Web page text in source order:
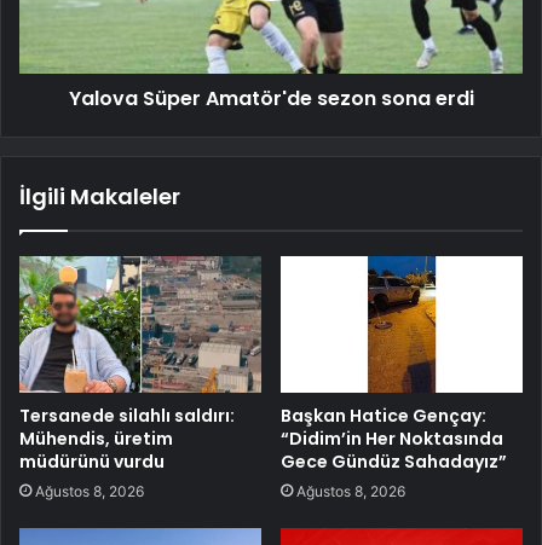
Yalova Süper Amatör'de sezon sona erdi
İlgili Makaleler
Tersanede silahlı saldırı:
Mühendis, üretim
müdürünü vurdu
Ağustos 8, 2026
Başkan Hatice Gençay:
“Didim’in Her Noktasında
Gece Gündüz Sahadayız”
Ağustos 8, 2026